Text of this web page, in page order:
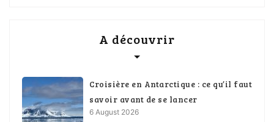
A découvrir
Croisière en Antarctique : ce qu’il faut
savoir avant de se lancer
6 August 2026